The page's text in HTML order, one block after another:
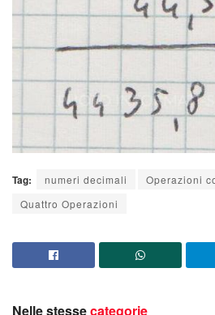
Tag: numeri decimali
Operazioni
Quattro Operazioni
Nelle stessecategorie